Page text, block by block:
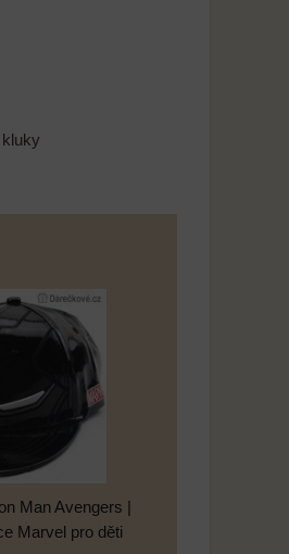
kluky
Man Avengers |
Marvel pro děti